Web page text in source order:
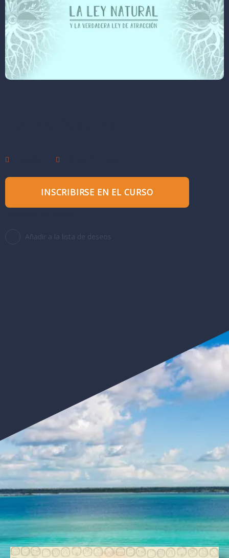
INSCRIBIRSE EN EL CURSO
Añadir a la lista de deseos